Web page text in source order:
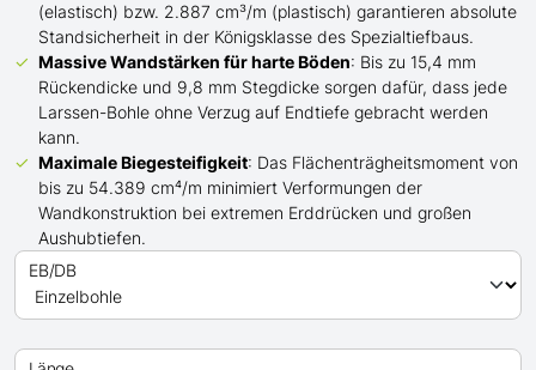
(elastisch) bzw. 2.887 cm³/m (plastisch) garantieren absolute
Standsicherheit in der Königsklasse des Spezialtiefbaus.
Massive Wandstärken für harte Böden: Bis zu 15,4 mm
Rückendicke und 9,8 mm Stegdicke sorgen dafür, dass jede
Larssen-Bohle ohne Verzug auf Endtiefe gebracht werden
kann.
Maximale Biegesteifigkeit: Das Flächenträgheitsmoment von
bis zu 54.389 cm⁴/m minimiert Verformungen der
Wandkonstruktion bei extremen Erddrücken und großen
Aushubtiefen.
EB/DB